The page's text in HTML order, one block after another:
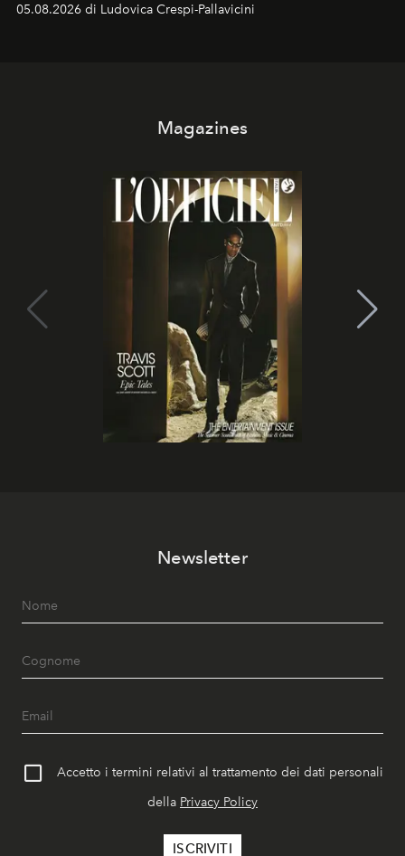
05.08.2026 di Ludovica Crespi-Pallavicini
Magazines
Newsletter
Accetto i termini relativi al trattamento dei dati personali
della Privacy Policy